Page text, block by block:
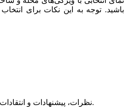
باشید. توجه به این نکات برای
نظرات، پیشنهادات و انتقادات خود را با ما در میان بگذارید.